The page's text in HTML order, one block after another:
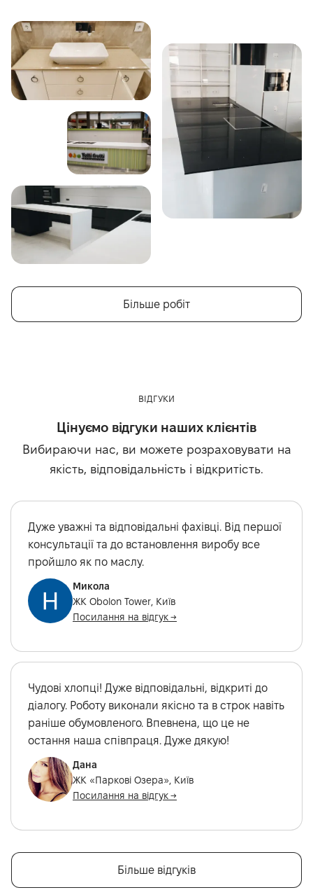
Більше робіт
ВІДГУКИ
Цінуємо відгуки наших клієнтів
Вибираючи нас, ви можете розраховувати на
якість, відповідальність і відкритість.
Дуже уважні та відповідальні фахівці. Від першої
консультації та до встановлення виробу все
пройшло як по маслу.
Микола
ЖК Obolon Tower, Київ
Посилання на відгук →
Чудові хлопці! Дуже відповідальні, відкриті до
діалогу. Роботу виконали якісно та в строк навіть
раніше обумовленого. Впевнена, що це не
остання наша співпраця. Дуже дякую!
Дана
ЖК «Паркові Озера», Київ
Посилання на відгук →
Більше відгуків